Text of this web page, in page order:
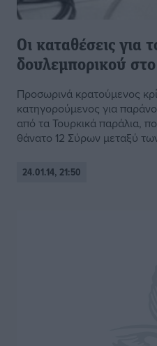
Οι καταθέσεις για
δουλεμπορικού
Προσωρινά κρατούμενος
κατηγορούμενος για
από τα Τουρκικά παράλια,
θάνατο 12 Σύρων μεταξύ
24.01.14, 21:50